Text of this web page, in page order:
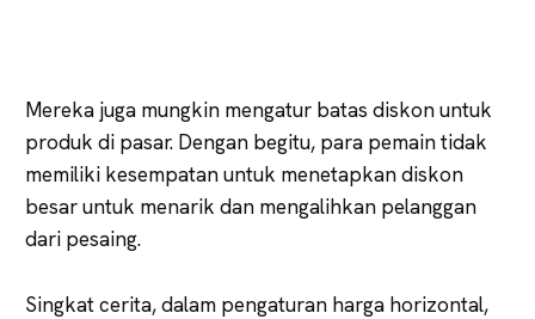
Mereka juga mungkin mengatur batas diskon untuk
produk di pasar. Dengan begitu, para pemain tidak
memiliki kesempatan untuk menetapkan diskon
besar untuk menarik dan mengalihkan pelanggan
dari pesaing.
Singkat cerita, dalam pengaturan harga horizontal,